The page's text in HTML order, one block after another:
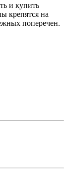
и купить
крепятся на
поперечен.